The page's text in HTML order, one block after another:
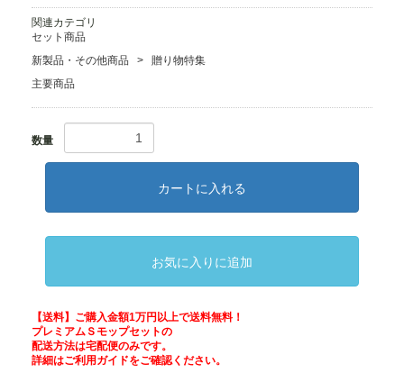
関連カテゴリ
セット商品
新製品・その他商品
贈り物特集
主要商品
数量
カートに入れる
お気に入りに追加
【送料】ご購入金額1万円以上で送料無料！
プレミアムＳモップセットの
配送方法は宅配便のみです。
詳細はご利用ガイドをご確認ください。